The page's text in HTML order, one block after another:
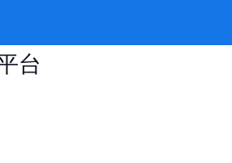
套多少钱？2026新价
台